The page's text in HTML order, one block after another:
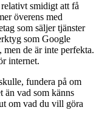
smidigt att få
överens med
som säljer tjänster
som Google
de är inte perfekta.
internet.
fundera på om
än vad som känns
om vad du vill göra